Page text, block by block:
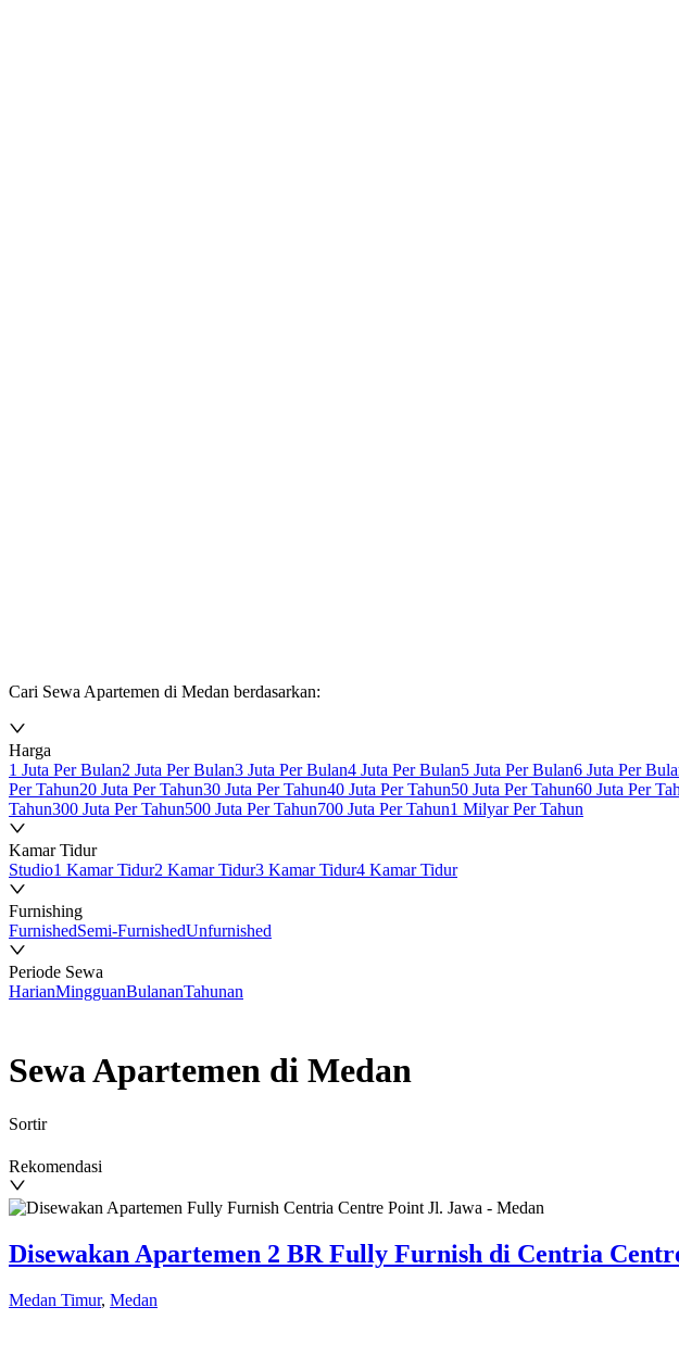
Cari Sewa Apartemen di Medan berdasarkan:
Harga
1 Juta Per Bulan2 Juta Per Bulan3 Juta Per Bulan4 Juta Per Bulan5 Juta Per Bulan6 Juta Per
Per Tahun20 Juta Per Tahun30 Juta Per Tahun40 Juta Per Tahun50 Juta Per Tahun60 Juta Per
Tahun300 Juta Per Tahun500 Juta Per Tahun700 Juta Per Tahun1 Milyar Per Tahun
Kamar Tidur
Studio1 Kamar Tidur2 Kamar Tidur3 Kamar Tidur4 Kamar Tidur
Furnishing
FurnishedSemi-FurnishedUnfurnished
Periode Sewa
HarianMingguanBulananTahunan
Sewa Apartemen di Medan
Sortir
Rekomendasi
Disewakan Apartemen 2 BR Fully Furnish di Centria
Medan Timur, Medan